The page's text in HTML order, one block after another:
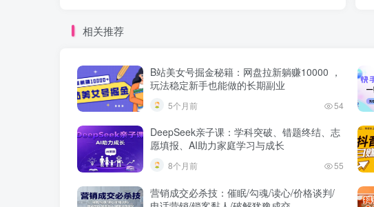
相关推荐
B站美女号掘金秘籍：网盘拉新躺赚10000 ，
玩法稳定新手也能做的长期副业
5个月前 54
DeepSeek亲子课：学科突破、错题终结、志
愿填报、AI助力家庭学习与成长
8个月前 55
营销成交必杀技：催眠/勾魂/读心/价格谈判/